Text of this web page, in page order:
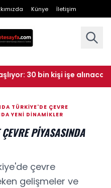
Künye İletişim
30 bin kişi işe alınacak
TÜRKIYE'DE ÇEVRE
YENI DINAMIKLER
PIYASASINDA
çevre
gelişmeler ve